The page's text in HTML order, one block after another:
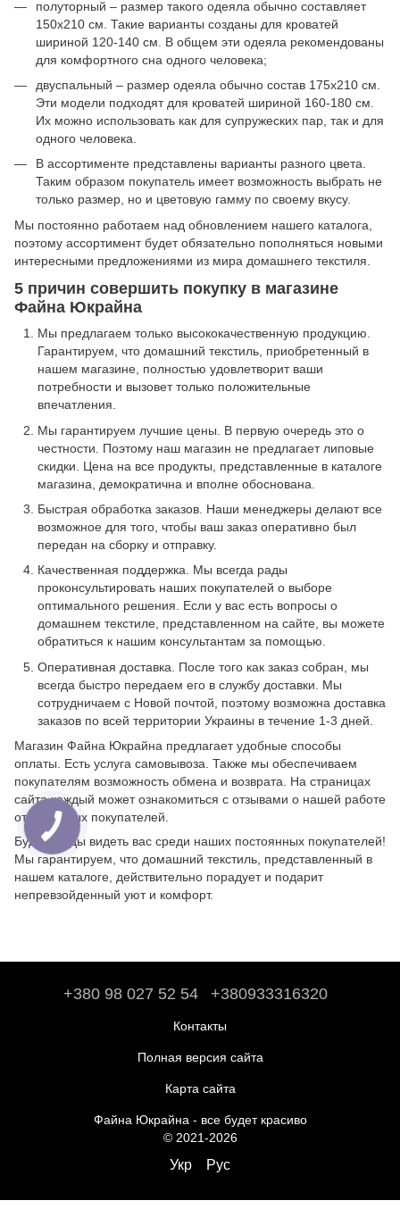
полуторный – размер такого одеяла обычно составляет
150х210 см. Такие варианты созданы для кроватей
шириной 120-140 см. В общем эти одеяла рекомендованы
для комфортного сна одного человека;
двуспальный – размер одеяла обычно состав 175х210 см.
Эти модели подходят для кроватей шириной 160-180 см.
Их можно использовать как для супружеских пар, так и для
одного человека.
В ассортименте представлены варианты разного цвета.
Таким образом покупатель имеет возможность выбрать не
только размер, но и цветовую гамму по своему вкусу.
Мы постоянно работаем над обновлением нашего каталога,
поэтому ассортимент будет обязательно пополняться новыми
интересными предложениями из мира домашнего текстиля.
5 причин совершить покупку в магазине
Файна Юкрайна
Мы предлагаем только высококачественную продукцию.
Гарантируем, что домашний текстиль, приобретенный в
нашем магазине, полностью удовлетворит ваши
потребности и вызовет только положительные
впечатления.
Мы гарантируем лучшие цены. В первую очередь это о
честности. Поэтому наш магазин не предлагает липовые
скидки. Цена на все продукты, представленные в каталоге
магазина, демократична и вполне обоснована.
Быстрая обработка заказов. Наши менеджеры делают все
возможное для того, чтобы ваш заказ оперативно был
передан на сборку и отправку.
Качественная поддержка. Мы всегда рады
проконсультировать наших покупателей о выборе
оптимального решения. Если у вас есть вопросы о
домашнем текстиле, представленном на сайте, вы можете
обратиться к нашим консультантам за помощью.
Оперативная доставка. После того как заказ собран, мы
всегда быстро передаем его в службу доставки. Мы
сотрудничаем с Новой почтой, поэтому возможна доставка
заказов по всей территории Украины в течение 1-3 дней.
Магазин Файна Юкрайна предлагает удобные способы
оплаты. Есть услуга самовывоза. Также мы обеспечиваем
покупателям возможность обмена и возврата. На страницах
сайта каждый может ознакомиться с отзывами о нашей работе
от реальных покупателей.
Будем рады видеть вас среди наших постоянных покупателей!
Мы гарантируем, что домашний текстиль, представленный в
нашем каталоге, действительно порадует и подарит
непревзойденный уют и комфорт.
+380 98 027 52 54 +380933316320
Контакты
Полная версия сайта
Карта сайта
Файна Юкрайна - все будет красиво
© 2021-2026
Укр Рус